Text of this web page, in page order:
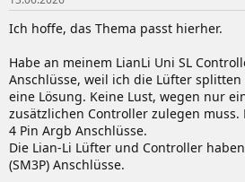
n
:
Ich hoffe, das Thema passt hierher.
Habe an meinem LianLi Uni SL
Anschlüsse, weil ich die Lüfter
eine Lösung. Keine Lust, wegen nur
zusätzlichen Controller zulegen muss.
4 Pin Argb Anschlüsse.
Die Lian-Li Lüfter und Controller
(SM3P) Anschlüsse.